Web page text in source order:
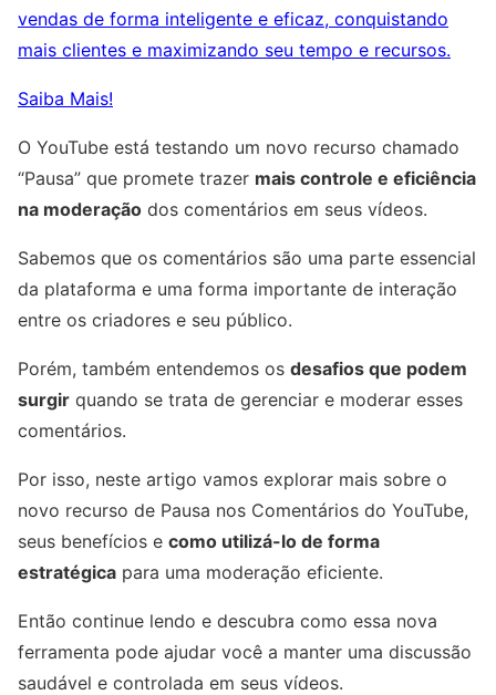
vendas de forma inteligente e eficaz, conquistando
mais clientes e maximizando seu tempo e recursos.
Saiba Mais!
O YouTube está testando um novo recurso chamado
“Pausa” que promete trazer mais controle e eficiência
na moderação dos comentários em seus vídeos.
Sabemos que os comentários são uma parte essencial
da plataforma e uma forma importante de interação
entre os criadores e seu público.
Porém, também entendemos os desafios que podem
surgir quando se trata de gerenciar e moderar esses
comentários.
Por isso, neste artigo vamos explorar mais sobre o
novo recurso de Pausa nos Comentários do YouTube,
seus benefícios e como utilizá-lo de forma
estratégica para uma moderação eficiente.
Então continue lendo e descubra como essa nova
ferramenta pode ajudar você a manter uma discussão
saudável e controlada em seus vídeos.